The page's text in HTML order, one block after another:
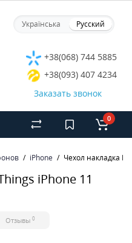
Українська Русский
+38(068) 744 5885
+38(093) 407 4234
Заказать звонок
0
iPhone Чехол накладка
iPhone 11
Отзывы 0